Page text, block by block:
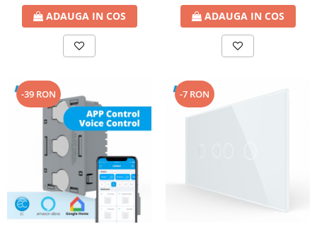
ADAUGA IN COS ADAUGA IN COS
-39 RON -7 RON